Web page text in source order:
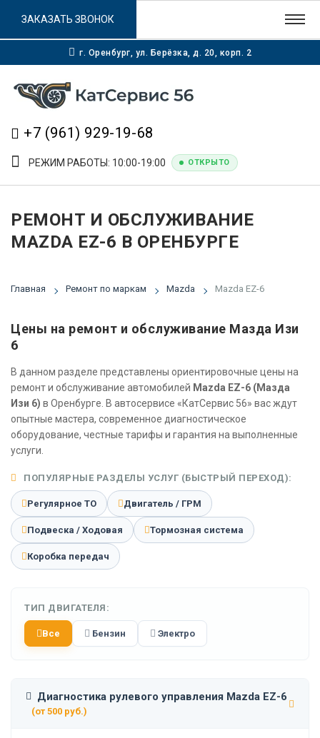
г. Оренбург, ул. Берёзка, д. 20, корп. 2
+7 (961) 929-19-68
РЕЖИМ РАБОТЫ: 10:00-19:00 ОТКРЫТО
ЗАКАЗАТЬ ЗВОНОК
РЕМОНТ И ОБСЛУЖИВАНИЕ
MAZDA EZ-6 В ОРЕНБУРГЕ
Главная Ремонт по маркам Mazda Mazda EZ-6
Цены на ремонт и обслуживание Мазда Изи
6
В данном разделе представлены ориентировочные цены на
ремонт и обслуживание автомобилей Mazda EZ-6 (Мазда
Изи 6) в Оренбурге. В автосервисе «КатСервис 56» вас ждут
опытные мастера, современное диагностическое
оборудование, честные тарифы и гарантия на выполненные
услуги.
ПОПУЛЯРНЫЕ РАЗДЕЛЫ УСЛУГ (БЫСТРЫЙ ПЕРЕХОД):
Регулярное ТО Двигатель / ГРМ
Подвеска / Ходовая Тормозная система
Коробка передач
ТИП ДВИГАТЕЛЯ:
Все Бензин Электро
Диагностика рулевого управления Mazda EZ-6
(от 500 руб.)